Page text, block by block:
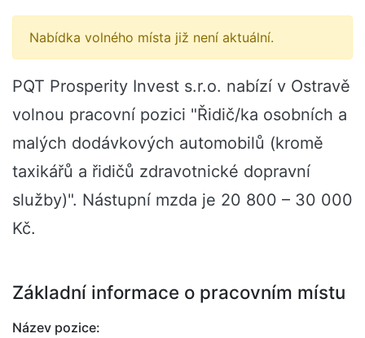
Nabídka volného místa již není aktuální.
PQT Prosperity Invest s.r.o. nabízí v Ostravě
volnou pracovní pozici "Řidič/ka osobních a
malých dodávkových automobilů (kromě
taxikářů a řidičů zdravotnické dopravní
služby)". Nástupní mzda je 20 800 – 30 000
Kč.
Základní informace o pracovním místu
Název pozice: